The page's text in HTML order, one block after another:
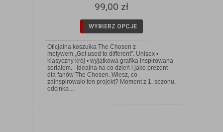
99,00 zł
WYBIERZ OPCJE
Oficjalna koszulka The Chosen z
motywem „Get used to different”. Unisex •
klasyczny krój • wyjątkowa grafika inspirowana
serialem. Idealna na co dzień i jako prezent
dla fanów The Chosen. Wiesz, co
zainspirowało ten projekt? Moment z 1. sezonu,
odcinka…
ZOBACZ SZCZEGÓŁY